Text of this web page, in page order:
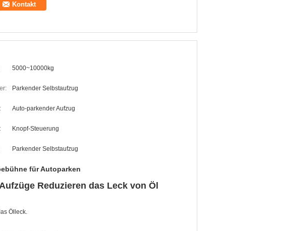
Kontakt
5000~10000kg
Parkender Selbstaufzug
Auto-parkender Aufzug
Knopf-Steuerung
Parkender Selbstaufzug
für Autoparken
Reduzieren das Leck von Öl
Ölleck.